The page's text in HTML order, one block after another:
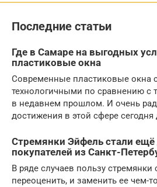
Последние статьи
Где в Самаре на выгодных
пластиковые окна
Современные пластиковые окна
технологичными по сравнению с
в недавнем прошлом. И очень
достижения в этой сфере
Стремянки Эйфель стали ещё
покупателей из Санкт-
В ряде случаев пользу стремянки
переоценить, и заменить ее чем-